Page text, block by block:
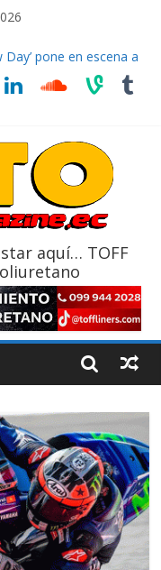
a la hora de
Day’ pone en escena a
7 provincias en 8
cubrir las rutas de La
aquí… TOFF